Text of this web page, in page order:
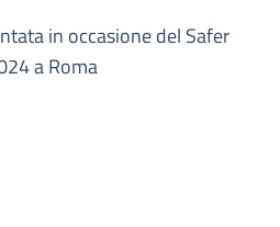
in occasione del Safer
a Roma